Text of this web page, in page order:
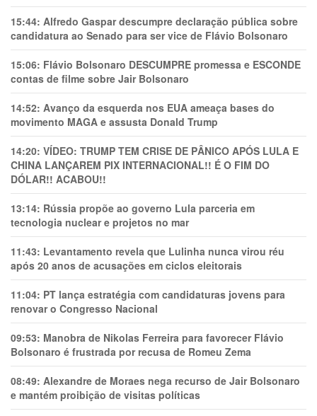
15:44: Alfredo Gaspar descumpre declaração pública sobre
candidatura ao Senado para ser vice de Flávio Bolsonaro
15:06: Flávio Bolsonaro DESCUMPRE promessa e ESCONDE
contas de filme sobre Jair Bolsonaro
14:52: Avanço da esquerda nos EUA ameaça bases do
movimento MAGA e assusta Donald Trump
14:20: VÍDEO: TRUMP TEM CRlSE DE PÂNlCO APÓS LULA E
CHINA LANÇAREM PIX INTERNACIONAL!! É O FIM DO
DÓLAR!! ACABOU!!
13:14: Rússia propõe ao governo Lula parceria em
tecnologia nuclear e projetos no mar
11:43: Levantamento revela que Lulinha nunca virou réu
após 20 anos de acusações em ciclos eleitorais
11:04: PT lança estratégia com candidaturas jovens para
renovar o Congresso Nacional
09:53: Manobra de Nikolas Ferreira para favorecer Flávio
Bolsonaro é frustrada por recusa de Romeu Zema
08:49: Alexandre de Moraes nega recurso de Jair Bolsonaro
e mantém proibição de visitas políticas